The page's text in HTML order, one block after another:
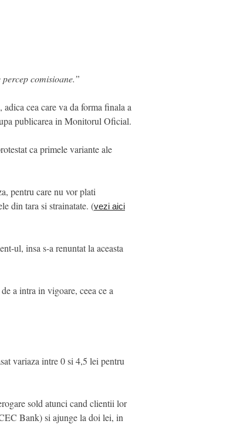
comisioane.”
cea care va da forma finala a
publicarea in Monitorul Oficial.
ca primele variante ale
pentru care nu vor plati
din tara si strainatate. (vezi aici
ul, insa s-a renuntat la aceasta
a intra in vigoare, ceea ce a
variaza intre 0 si 4,5 lei pentru
sold atunci cand clientii lor
Bank) si ajunge la doi lei, in